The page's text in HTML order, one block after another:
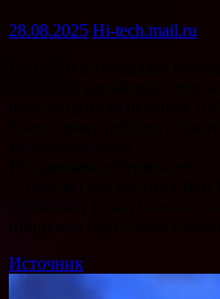
28.08.2025 Hi-tech.mail.ru
Источник